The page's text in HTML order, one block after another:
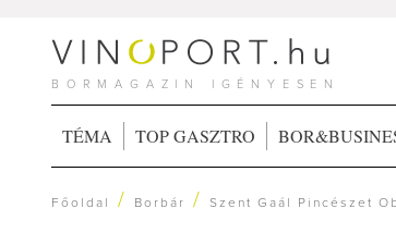
BORMAGAZIN IGÉNYESEN
TÉMA TOP GASZTRO
Főoldal / Borbár /Szent Gaál Pincészet